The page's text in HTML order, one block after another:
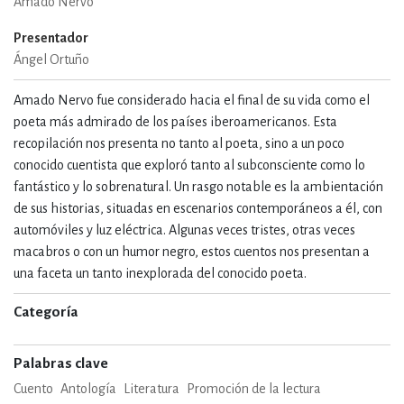
Presentador
Ángel Ortuño
Amado Nervo fue considerado hacia el final de su vida como el
poeta más admirado de los países iberoamericanos. Esta
recopilación nos presenta no tanto al poeta, sino a un poco
conocido cuentista que exploró tanto al subconsciente como lo
fantástico y lo sobrenatural. Un rasgo notable es la ambientación
de sus historias, situadas en escenarios contemporáneos a él, con
automóviles y luz eléctrica. Algunas veces tristes, otras veces
macabros o con un humor negro, estos cuentos nos presentan a
una faceta un tanto inexplorada del conocido poeta.
Categoría
Palabras clave
Cuento Antología Literatura Promoción de la lectura